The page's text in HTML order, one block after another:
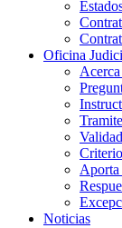
Oficina
Aporta
Noticias